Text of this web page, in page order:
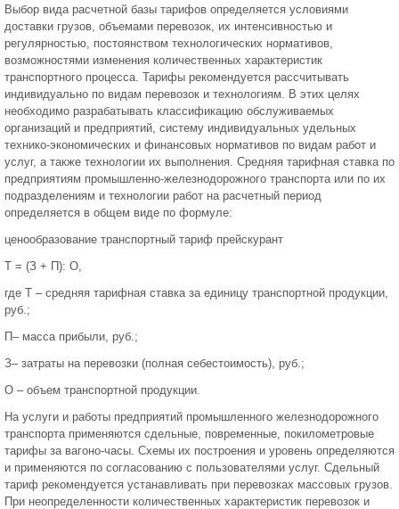
Выбор вида расчетной базы тарифов определяется условиями
доставки грузов, объемами перевозок, их интенсивностью и
регулярностью, постоянством технологических нормативов,
возможностями изменения количественных характеристик
транспортного процесса. Тарифы рекомендуется рассчитывать
индивидуально по видам перевозок и технологиям. В этих целях
необходимо разрабатывать классификацию обслуживаемых
организаций и предприятий, систему индивидуальных удельных
технико-экономических и финансовых нормативов по видам работ и
услуг, а также технологии их выполнения. Средняя тарифная ставка по
предприятиям промышленно-железнодорожного транспорта или по их
подразделениям и технологии работ на расчетный период
определяется в общем виде по формуле:
ценообразование транспортный тариф прейскурант
Т = (З + П): О,
где Т – средняя тарифная ставка за единицу транспортной продукции,
руб.;
П– масса прибыли, руб.;
З– затраты на перевозки (полная себестоимость), руб.;
О – объем транспортной продукции.
На услуги и работы предприятий промышленного железнодорожного
транспорта применяются сдельные, повременные, покилометровые
тарифы за вагоно-часы. Схемы их построения и уровень определяются
и применяются по согласованию с пользователями услуг. Сдельный
тариф рекомендуется устанавливать при перевозках массовых грузов.
При неопределенности количественных характеристик перевозок и